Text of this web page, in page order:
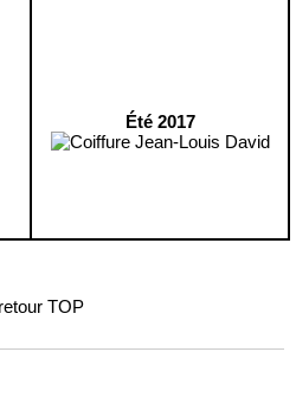
Été 2017